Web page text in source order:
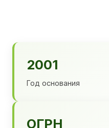
2001
Год основания
ОГРН